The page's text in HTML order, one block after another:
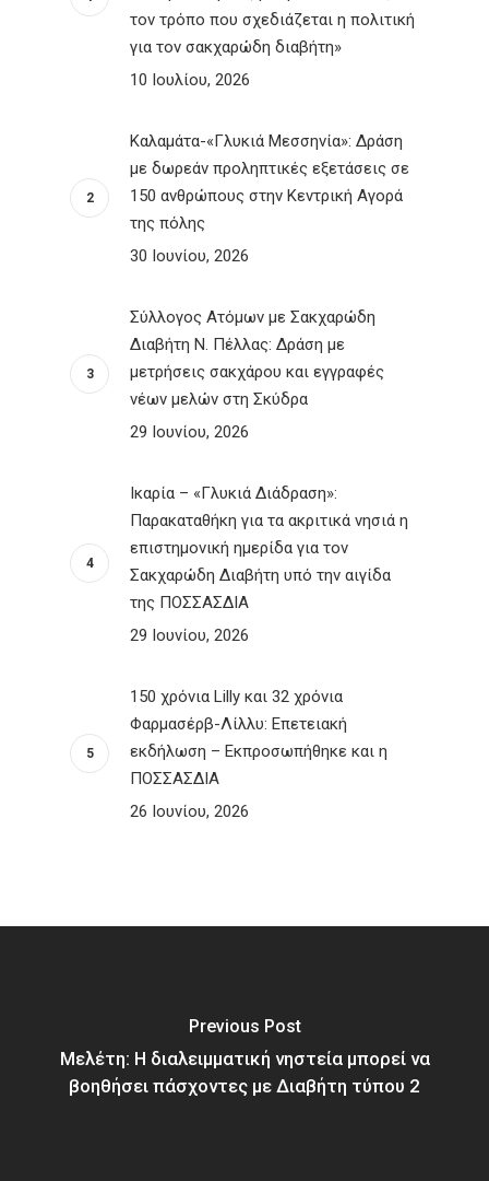
τον τρόπο που σχεδιάζεται η πολιτική
για τον σακχαρώδη διαβήτη»
10 Ιουλίου, 2026
Καλαμάτα-«Γλυκιά Μεσσηνία»: Δράση
με δωρεάν προληπτικές εξετάσεις σε
150 ανθρώπους στην Κεντρική Αγορά
της πόλης
30 Ιουνίου, 2026
Σύλλογος Ατόμων με Σακχαρώδη
Διαβήτη Ν. Πέλλας: Δράση με
μετρήσεις σακχάρου και εγγραφές
νέων μελών στη Σκύδρα
29 Ιουνίου, 2026
Ικαρία – «Γλυκιά Διάδραση»:
Παρακαταθήκη για τα ακριτικά νησιά η
επιστημονική ημερίδα για τον
Σακχαρώδη Διαβήτη υπό την αιγίδα
της ΠΟΣΣΑΣΔΙΑ
29 Ιουνίου, 2026
150 χρόνια Lilly και 32 χρόνια
Φαρμασέρβ-Λίλλυ: Eπετειακή
εκδήλωση – Εκπροσωπήθηκε και η
ΠΟΣΣΑΣΔΙΑ
26 Ιουνίου, 2026
Previous Post
Μελέτη: Η διαλειμματική νηστεία μπορεί να
βοηθήσει πάσχοντες με Διαβήτη τύπου 2